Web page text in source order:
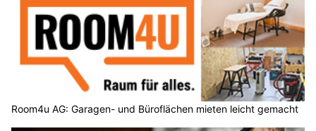
Room4u AG: Garagen- und Büroflächen mieten leicht gemacht